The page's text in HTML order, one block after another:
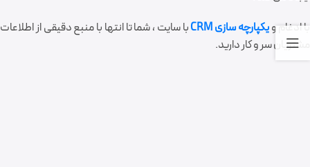
با ادغام ویکپارچه سازی CRM
با سایت ، شما تا انتها با منبع دقیقی از اطلاعات
مشتریان سر و کار دارید.